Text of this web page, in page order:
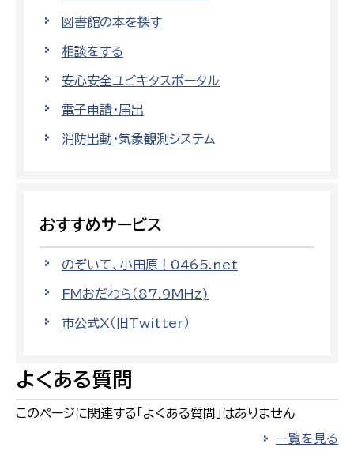
図書館の本を探す
相談をする
安心安全ユビキタスポータル
電子申請・届出
消防出動・気象観測システム
おすすめサービス
のぞいて、小田原！0465.net
FMおだわら（87.9MHz)
市公式X（旧Twitter）
よくある質問
このページに関連する「よくある質問」はありません
一覧を見る